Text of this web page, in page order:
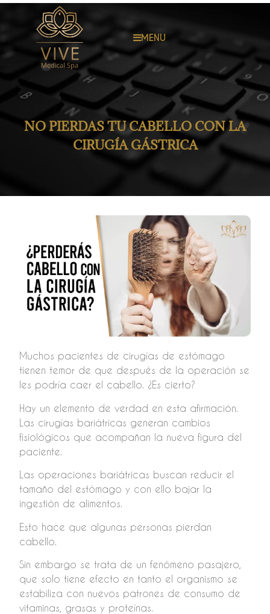
MENU
NO PIERDAS TU CABELLO CON LA
CIRUGÍA GÁSTRICA
Muchos pacientes de cirugías de estómago
tienen temor de que después de la operación se
les podría caer el cabello. ¿Es cierto?
Hay un elemento de verdad en esta afirmación.
Las cirugías bariátricas generan cambios
fisiológicos que acompañan la nueva figura del
paciente.
Las operaciones bariátricas buscan reducir el
tamaño del estómago y con ello bajar la
ingestión de alimentos.
Esto hace que algunas personas pierdan
cabello.
Sin embargo se trata de un fenómeno pasajero,
que solo tiene efecto en tanto el organismo se
estabiliza con nuevos patrones de consumo de
vitaminas, grasas y proteínas.